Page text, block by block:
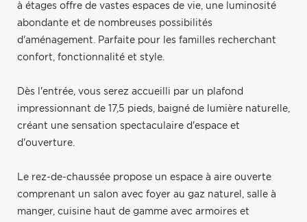
à étages offre de vastes espaces de vie, une luminosité
abondante et de nombreuses possibilités
d'aménagement. Parfaite pour les familles recherchant
confort, fonctionnalité et style.
Dès l'entrée, vous serez accueilli par un plafond
impressionnant de 17,5 pieds, baigné de lumière naturelle,
créant une sensation spectaculaire d'espace et
d'ouverture.
Le rez-de-chaussée propose un espace à aire ouverte
comprenant un salon avec foyer au gaz naturel, salle à
manger, cuisine haut de gamme avec armoires et